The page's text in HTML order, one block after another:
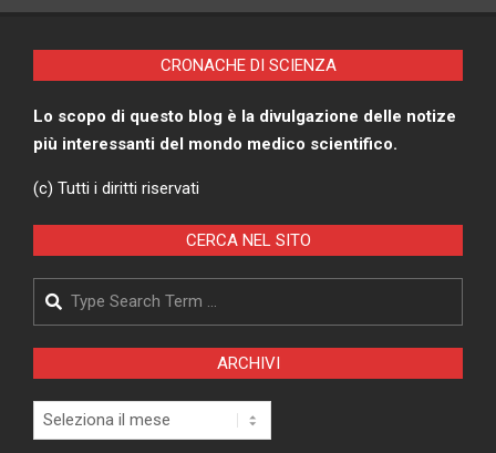
CRONACHE DI SCIENZA
Lo scopo di questo blog è la divulgazione delle notize
più interessanti del mondo medico scientifico.
(c) Tutti i diritti riservati
CERCA NEL SITO
Search
ARCHIVI
Archivi